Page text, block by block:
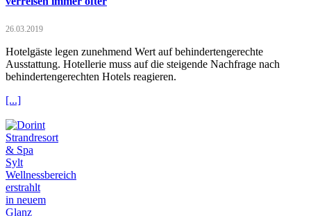
26.03.2019
Hotelgäste legen zunehmend Wert auf behindertengerechte
Ausstattung. Hotellerie muss auf die steigende Nachfrage nach
behindertengerechten Hotels reagieren.
[...]